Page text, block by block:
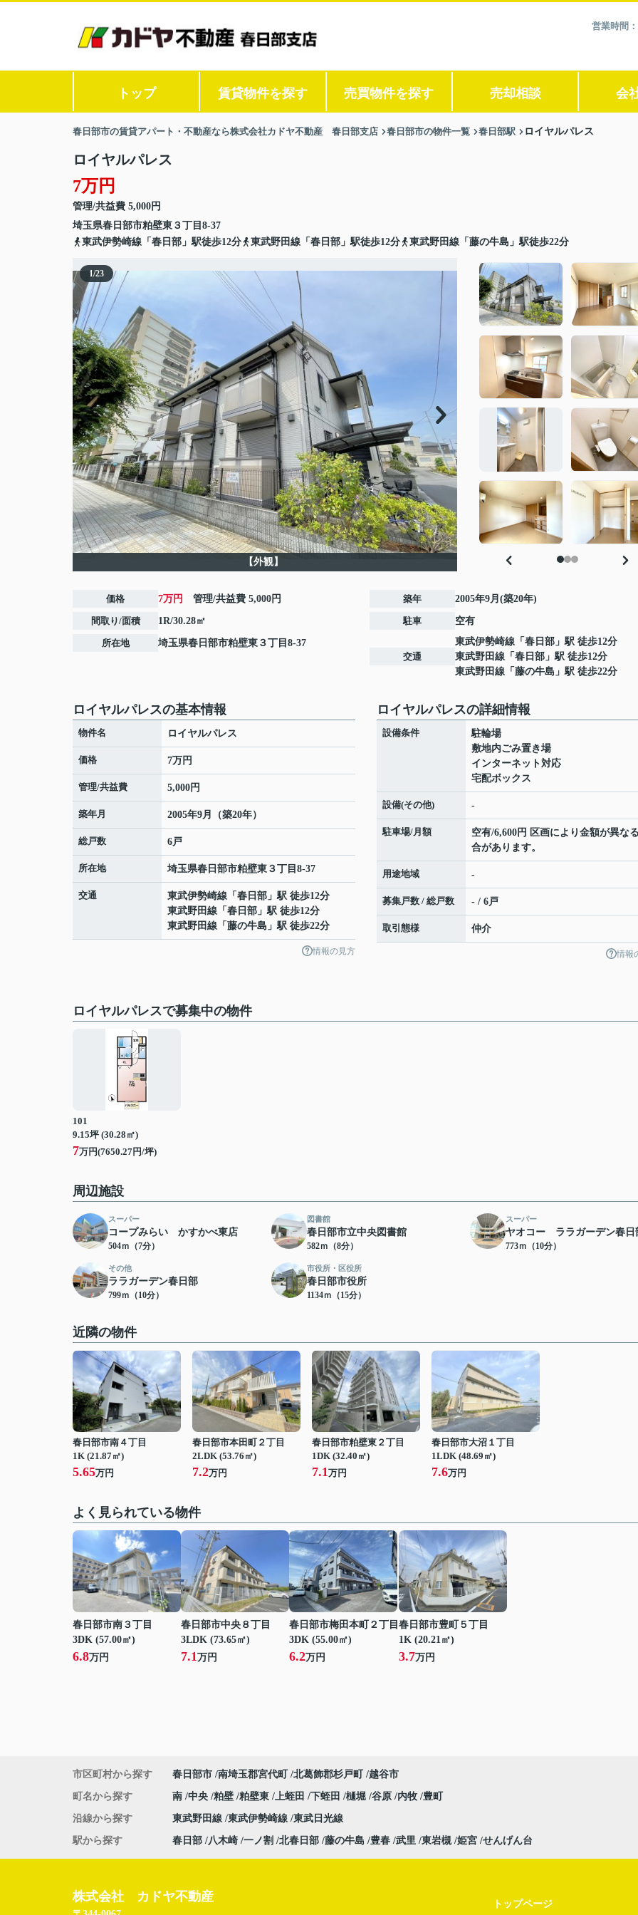
営業時間
トップ 賃貸物件を探す 売買物件を探す 売却相談 会
春日部市の賃貸アパート・不動産なら株式会社カドヤ不動産 春日部支店 春日部市の物件一覧 春日部駅 ロイヤルパレス
ロイヤルパレス
7万円
管理/共益費 5,000円
埼玉県春日部市粕壁東 ３丁目8-37
東武伊勢崎線「春日部」駅徒歩12分
東武野田線「春日部」駅徒歩12分 東武野田線「藤の牛島」駅徒歩22分
1/23
【外観】
価格 7万円 管理/共益費 5,000円
間取り/面積 1R/30.28㎡
所在地 埼玉県春日部市粕壁東 ３丁目8-37
築年 2005年9月(築20年)
駐車 空有
交通
東武伊勢崎線 「 春日部 」駅 徒歩12分
東武野田線 「 春日部 」駅 徒歩12分
東武野田線 「 藤の牛島 」駅 徒歩22分
ロイヤルパレスの基本情報
物件名 ロイヤルパレス
価格 7万円
管理/共益費 5,000円
築年月 2005年9月（築20年）
総戸数 6戸
所在地 埼玉県春日部市粕壁東 ３丁目8-37
交通 東武伊勢崎線 「 春日部 」駅 徒歩12分
東武野田線 「 春日部 」駅 徒歩12分
東武野田線 「 藤の牛島 」駅 徒歩22分
情報の見方
ロイヤルパレスの詳細情報
設備条件
駐輪場
敷地内ごみ置き場
インターネット対応
宅配ボックス
設備(その他) -
駐車場/月額
空有/6,600円 区画により金額が異な
合があります。
用途地域 -
募集戸数 / 総戸数 - / 6戸
取引態様 仲介
情報
ロイヤルパレスで募集中の物件
101
9.15坪 (30.28㎡)
7万円(7650.27円/坪)
周辺施設
スーパー
コープみらい かすかべ東店
504ｍ（7分）
図書館
春日部市立中央図書館
582ｍ（8分）
スーパー
ヤオコー ララガーデン春日
773ｍ（10分）
その他
ララガーデン春日部
799ｍ（10分）
市役所・区役所
春日部市役所
1134ｍ（15分）
近隣の物件
春日部市南４丁目
1K (21.87㎡)
5.65万円
春日部市本田町２丁目
2LDK (53.76㎡)
7.2万円
春日部市粕壁東２丁目
1DK (32.40㎡)
7.1万円
春日部市大沼１丁目
1LDK (48.69㎡)
7.6万円
よく見られている物件
春日部市南３丁目
3DK (57.00㎡)
6.8万円
春日部市中央８丁目
3LDK (73.65㎡)
7.1万円
春日部市梅田本町２丁目
3DK (55.00㎡)
6.2万円
春日部市豊町５丁目
1K (20.21㎡)
3.7万円
市区町村から探す 春日部市 南埼玉郡宮代町 北葛飾郡杉戸町 越谷市
町名から探す 南 中央 粕壁 粕壁東 上蛭田 下蛭田 樋堀 谷原 内牧 豊町
沿線から探す 東武野田線 東武伊勢崎線 東武日光線
駅から探す 春日部 八木崎 一ノ割 北春日部 藤の牛島 豊春 武里 東岩槻 姫宮 せんげん台
株式会社 カドヤ不動産
トップページ